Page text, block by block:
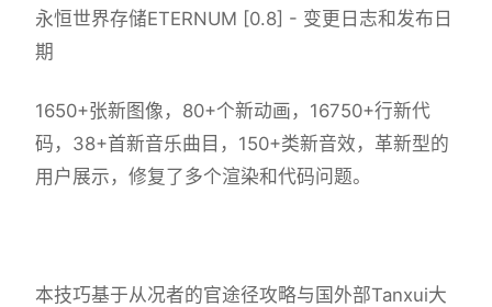
永恒世界存储ETERNUM [0.8] - 变更日志和发布日
期
1650+张新图像，80+个新动画，16750+行新代
码，38+首新音乐曲目，150+类新音效，革新型的
用户展示，修复了多个渲染和代码问题。
本技巧基于从况者的官途径攻略与国外部Tanxui大